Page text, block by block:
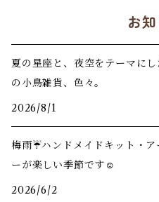
お
夏の星座と、夜空をテーマに
の小鳥雑貨、色々。
2026/8/1
梅雨☔️ハンドメイドキット・ア
ーが楽しい季節です☺️
2026/6/2